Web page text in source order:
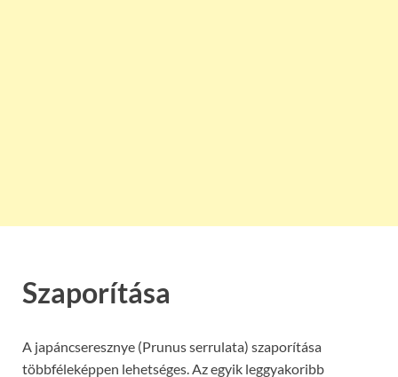
Szaporítása
A japáncseresznye (Prunus serrulata) szaporítása
többféleképpen lehetséges. Az egyik leggyakoribb